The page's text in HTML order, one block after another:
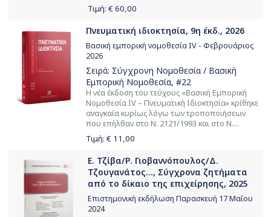
Τιμή: € 60,00
Πνευματική ιδιοκτησία, 9η έκδ., 2026
Βασική εμπορική νομοθεσία IV - Φεβρουάριος
2026
Σειρά: Σύγχρονη Νομοθεσία / Βασική
Εμπορική Νομοθεσία, #22
Η νέα έκδοση του τεύχους «Βασική Εμπορική
Νομοθεσία ΙV – Πνευματική Ιδιοκτησία» κρίθηκε
αναγκαία κυρίως λόγω των τροποποιήσεων
που επήλθαν στο Ν. 2121/1993 και στο Ν....
Τιμή: € 11,00
Ε. Τζίβα/Ρ. Γιοβαννόπουλος/Δ.
Τζουγανάτος..., Σύγχρονα ζητήματα
από το δίκαιο της επιχείρησης, 2025
Επιστημονική εκδήλωση Παρασκευή 17 Μαΐου
2024